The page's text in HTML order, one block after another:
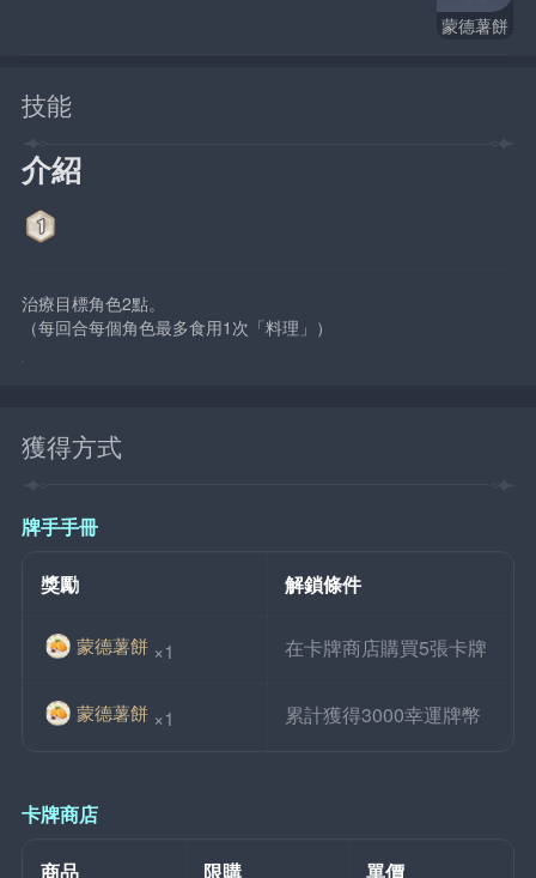
蒙德薯餅
技能
介紹
治療目標角色2點。
（每回合每個角色最多食用1次「料理」）
獲得方式
牌手手冊
獎勵 解鎖條件
蒙德薯餅 ×1 在卡牌商店購買5張卡牌
蒙德薯餅 ×1 累計獲得3000幸運牌幣
卡牌商店
商品 限購 單價